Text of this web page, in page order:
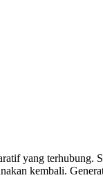
yang terhubung.
kembali.